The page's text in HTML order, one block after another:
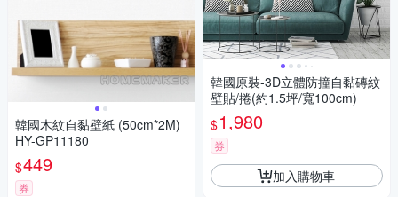
韓國木紋自黏壁紙 (50cm*2M)
HY-GP11180
$449
券
韓國原裝-3D立體防撞自黏磚紋
壁貼/捲(約1.5坪/寬100cm)
$1,980
券
加入購物車